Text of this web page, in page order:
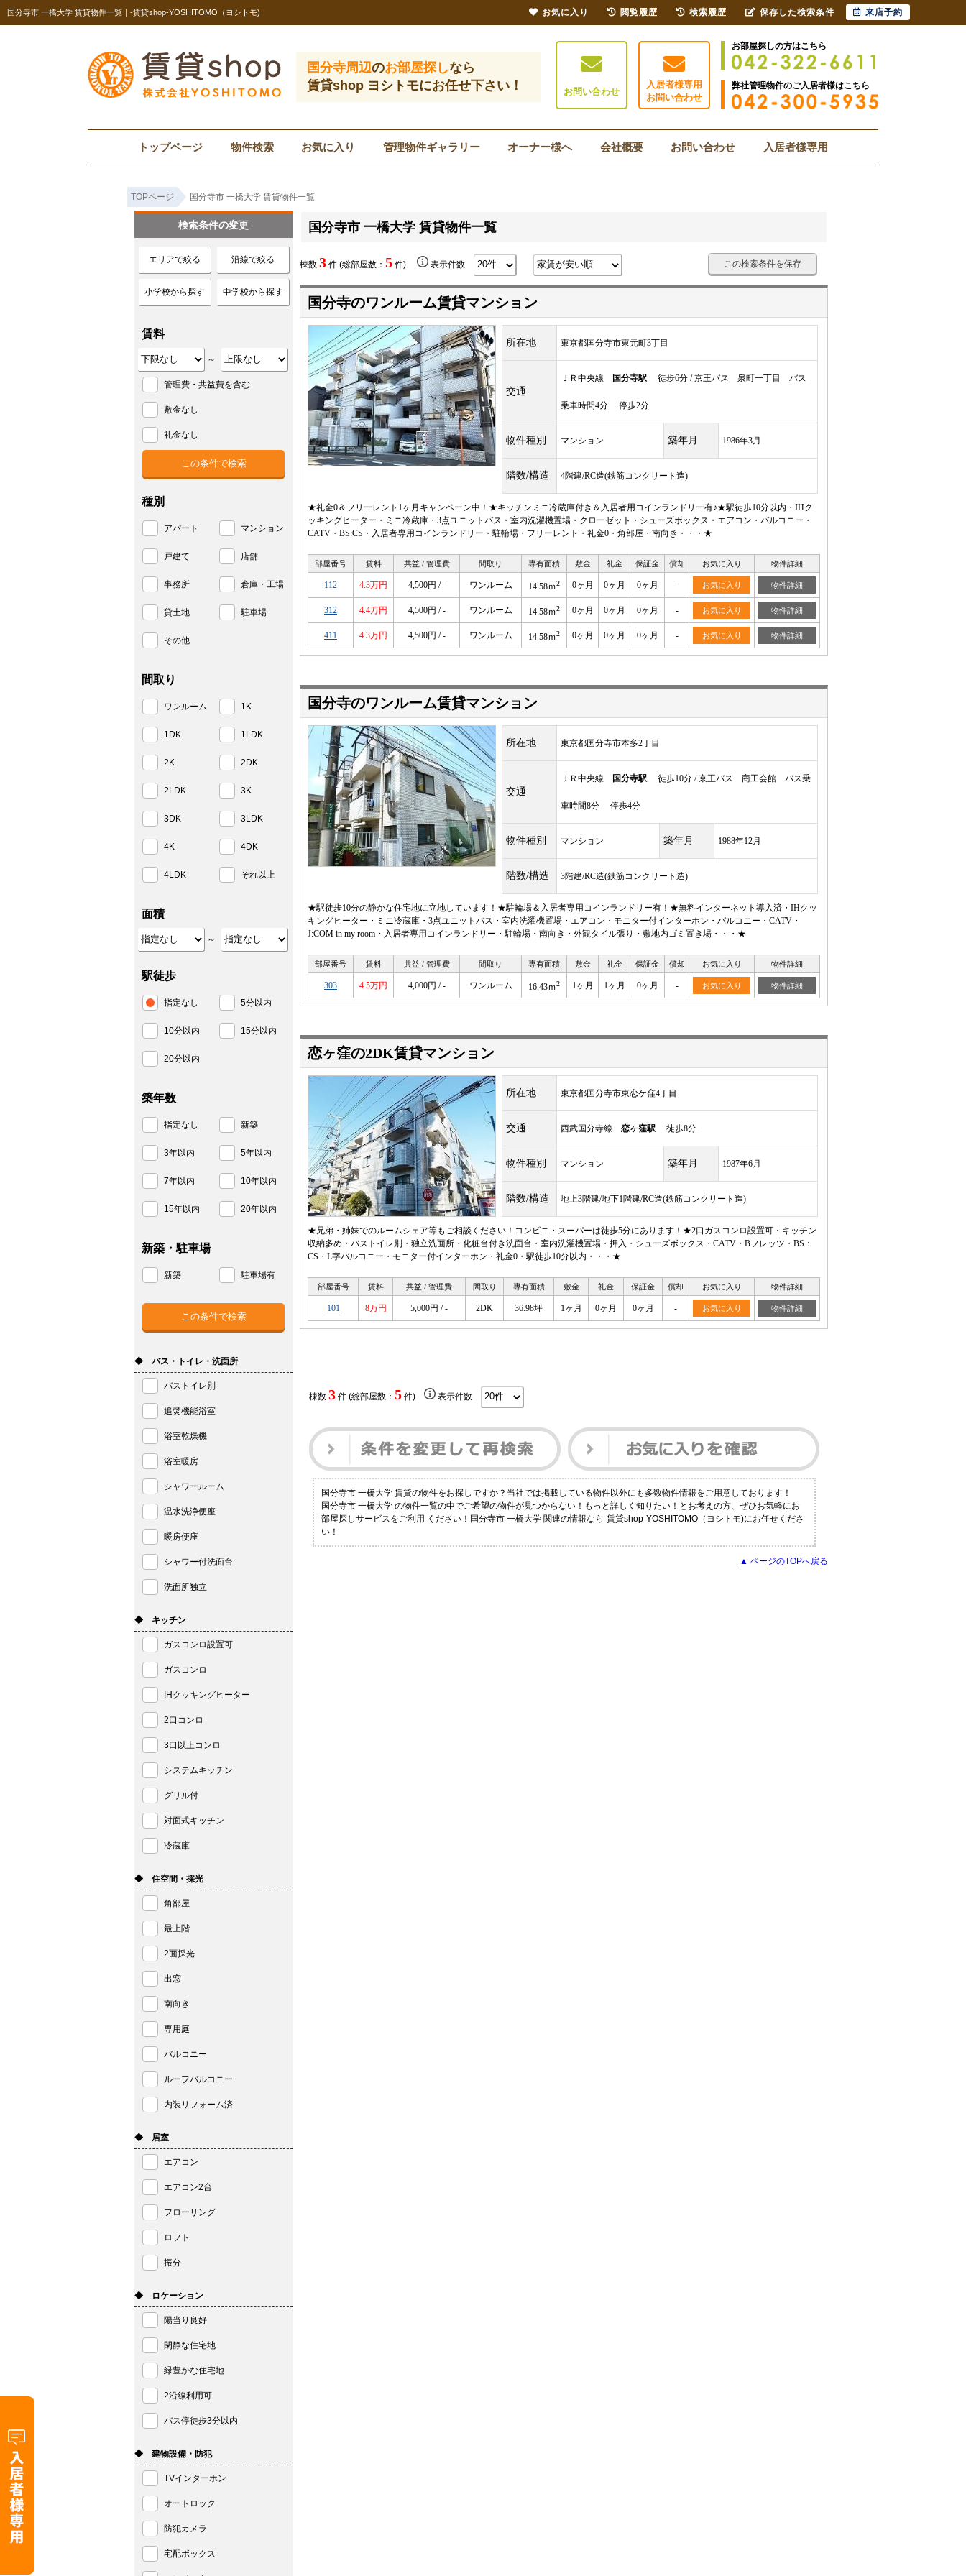
国分寺市 一橋大学 賃貸物件一覧｜-賃貸shop-YOSHITOMO（ヨシトモ)
国分寺周辺のお部屋探しなら
賃貸shop ヨシトモにお任せ下さい！
お問い合わせ
入居者様専用
お問い合わせ
お部屋探しの方はこちら
弊社管理物件のご入居者様はこちら
トップページ 物件検索 お気に入り 管理物件ギャラリー オーナー様へ 会社概要 お問い合わせ 入居者様専用
TOPページ 国分寺市 一橋大学 賃貸物件一覧
国分寺市 一橋大学 賃貸物件一覧
棟数 3 件 (総部屋数： 5 件) 表示件数 この検索条件を保存
国分寺のワンルーム賃貸マンション
所在地 東京都国分寺市東元町3丁目
交通
ＪＲ中央線 国分寺駅 徒歩6分 / 京王バス 泉町一丁目 バス
乗車時間4分 停歩2分
物件種別 マンション 築年月 1986年3月
階数/構造 4階建/RC造(鉄筋コンクリート造)
★礼金0＆フリーレント1ヶ月キャンペーン中！★キッチンミニ冷蔵庫付き＆入居者用コインランドリー有♪★駅徒歩10分以内・IHク
ッキングヒーター・ミニ冷蔵庫・3点ユニットバス・室内洗濯機置場・クローゼット・シューズボックス・エアコン・バルコニー・
CATV・BS:CS・入居者専用コインランドリー・駐輪場・フリーレント・礼金0・角部屋・南向き・・・★
部屋番号 賃料 共益 / 管理費 間取り 専有面積 敷金 礼金 保証金 償却 お気に入り 物件詳細
112 4.3万円 4,500円 / - ワンルーム 14.58ｍ2 0ヶ月 0ヶ月 0ヶ月 - お気に入り 物件詳細
312 4.4万円 4,500円 / - ワンルーム 14.58ｍ2 0ヶ月 0ヶ月 0ヶ月 - お気に入り 物件詳細
411 4.3万円 4,500円 / - ワンルーム 14.58ｍ2 0ヶ月 0ヶ月 0ヶ月 - お気に入り 物件詳細
国分寺のワンルーム賃貸マンション
所在地 東京都国分寺市本多2丁目
交通
ＪＲ中央線 国分寺駅 徒歩10分 / 京王バス 商工会館 バス乗
車時間8分 停歩4分
物件種別 マンション 築年月 1988年12月
階数/構造 3階建/RC造(鉄筋コンクリート造)
★駅徒歩10分の静かな住宅地に立地しています！★駐輪場＆入居者専用コインランドリー有！★無料インターネット導入済・IHクッ
キングヒーター・ミニ冷蔵庫・3点ユニットバス・室内洗濯機置場・エアコン・モニター付インターホン・バルコニー・CATV・
J:COM in my room・入居者専用コインランドリー・駐輪場・南向き・外観タイル張り・敷地内ゴミ置き場・・・★
部屋番号 賃料 共益 / 管理費 間取り 専有面積 敷金 礼金 保証金 償却 お気に入り 物件詳細
303 4.5万円 4,000円 / - ワンルーム 16.43ｍ2 1ヶ月 1ヶ月 0ヶ月 - お気に入り 物件詳細
恋ヶ窪の2DK賃貸マンション
所在地 東京都国分寺市東恋ケ窪4丁目
交通 西武国分寺線 恋ヶ窪駅 徒歩8分
物件種別 マンション 築年月 1987年6月
階数/構造 地上3階建/地下1階建/RC造(鉄筋コンクリート造)
★兄弟・姉妹でのルームシェア等もご相談ください！コンビニ・スーパーは徒歩5分にあります！★2口ガスコンロ設置可・キッチン
収納多め・バストイレ別・独立洗面所・化粧台付き洗面台・室内洗濯機置場・押入・シューズボックス・CATV・Bフレッツ・BS：
CS・L字バルコニー・モニター付インターホン・礼金0・駅徒歩10分以内・・・★
部屋番号 賃料 共益 / 管理費 間取り 専有面積 敷金 礼金 保証金 償却 お気に入り 物件詳細
101 8万円 5,000円 / - 2DK 36.98坪 1ヶ月 0ヶ月 0ヶ月 - お気に入り 物件詳細
棟数 3件 (総部屋数： 5件) 表示件数
国分寺市 一橋大学 賃貸の物件をお探しですか？当社では掲載している物件以外にも多数物件情報をご用意しております！
国分寺市 一橋大学 の物件一覧の中でご希望の物件が見つからない！もっと詳しく知りたい！とお考えの方、ぜひお気軽にお
部屋探しサービスをご利用 ください！国分寺市 一橋大学 関連の情報なら-賃貸shop-YOSHITOMO（ヨシトモ)にお任せくださ
い！
▲ ページのTOPへ戻る
検索条件の変更
エリアで絞る 沿線で絞る
小学校から探す 中学校から探す
賃料
～
管理費・共益費を含む
敷金なし
礼金なし
種別
アパート マンション
戸建て 店舗
事務所 倉庫・工場
貸土地 駐車場
その他
間取り
ワンルーム 1K
1DK 1LDK
2K 2DK
2LDK 3K
3DK 3LDK
4K 4DK
4LDK それ以上
面積
～
駅徒歩
指定なし 5分以内
10分以内 15分以内
20分以内
築年数
指定なし 新築
3年以内 5年以内
7年以内 10年以内
15年以内 20年以内
新築・駐車場
新築 駐車場有
◆ バス・トイレ・洗面所
バストイレ別
追焚機能浴室
浴室乾燥機
浴室暖房
シャワールーム
温水洗浄便座
暖房便座
シャワー付洗面台
洗面所独立
◆ キッチン
ガスコンロ設置可
ガスコンロ
IHクッキングヒーター
2口コンロ
3口以上コンロ
システムキッチン
グリル付
対面式キッチン
冷蔵庫
◆ 住空間・採光
角部屋
最上階
2面採光
出窓
南向き
専用庭
バルコニー
ルーフバルコニー
内装リフォーム済
◆ 居室
エアコン
エアコン2台
フローリング
ロフト
振分
◆ ロケーション
陽当り良好
閑静な住宅地
緑豊かな住宅地
2沿線利用可
バス停徒歩3分以内
◆ 建物設備・防犯
TVインターホン
オートロック
防犯カメラ
宅配ボックス
お気に入り 閲覧履歴 検索履歴 保存した検索条件 来店予約